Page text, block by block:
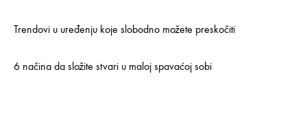
Trendovi u uređenju koje slobodno možete preskočiti
6 načina da složite stvari u maloj spavaćoj sobi